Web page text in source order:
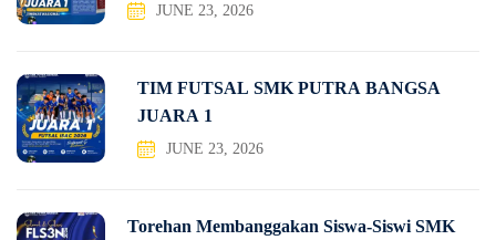
JUNE 23, 2026
TIM FUTSAL SMK PUTRA BANGSA
JUARA 1
JUNE 23, 2026
Torehan Membanggakan Siswa-Siswi SMK